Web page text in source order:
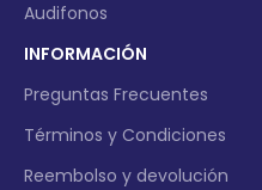
Audifonos
INFORMACIÓN
Preguntas Frecuentes
Términos y Condiciones
Reembolso y devolución